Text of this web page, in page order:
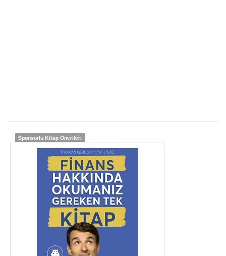
Sponsorlu Kitap Önerileri